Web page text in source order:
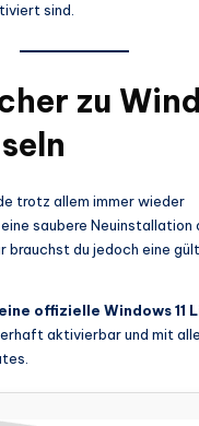
sind.
zu
trotz allem immer wieder
saubere Neuinstallation
brauchst du jedoch eine
offizielle Windows 11
aktivierbar und mit